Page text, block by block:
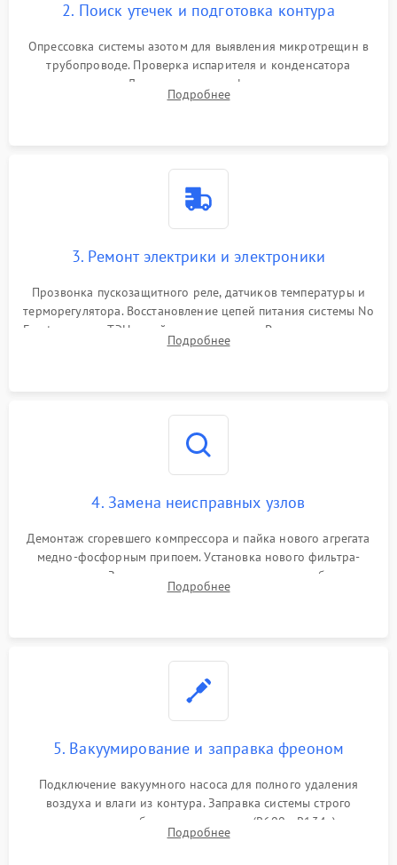
2. Поиск утечек и подготовка контура
Опрессовка системы азотом для выявления микротрещин в
трубопроводе. Проверка испарителя и конденсатора
течеискателем. Демонтаж старого фильтра-осушителя и
продувка капиллярной трубки для устранения засоров.
Подробнее
3. Ремонт электрики и электроники
Прозвонка пускозащитного реле, датчиков температуры и
терморегулятора. Восстановление цепей питания системы No
Frost, включая ТЭН оттайки и вентилятор. Ремонт или замена
платы управления при сбоях алгоритмов.
Подробнее
4. Замена неисправных узлов
Демонтаж сгоревшего компрессора и пайка нового агрегата
медно-фосфорным припоем. Установка нового фильтра-
осушителя. Замена изношенных вентиляторов обдува,
сломанных заслонок или поврежденных дверных петель.
Подробнее
5. Вакуумирование и заправка фреоном
Подключение вакуумного насоса для полного удаления
воздуха и влаги из контура. Заправка системы строго
дозированным объемом хладагента (R600a, R134a) по
электронным весам. Контроль рабочего давления в системе.
Подробнее